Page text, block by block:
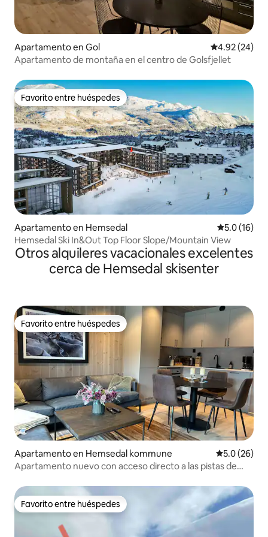
Apartamento en Gol Calificación
4.92 (24)
Apartamento de montaña en el centro de Golsfjellet
Favorito entre huéspedes
Favorito entre huéspedes
Apartamento en Hemsedal Calificación
5.0 (16)
Hemsedal Ski In&Out Top Floor Slope/Mountain View
Otros alquileres vacacionales excelentes
cerca de Hemsedal skisenter
Favorito entre huéspedes
Favorito entre huéspedes
Apartamento en Hemsedal kommune Calificación
5.0 (26)
Apartamento nuevo con acceso directo a las pistas de
Favorito entre huéspedes
Favorito entre huéspedes